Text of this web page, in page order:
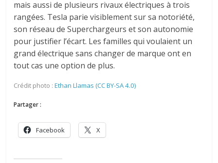
mais aussi de plusieurs rivaux électriques à trois
rangées. Tesla parie visiblement sur sa notoriété,
son réseau de Superchargeurs et son autonomie
pour justifier l’écart. Les familles qui voulaient un
grand électrique sans changer de marque ont en
tout cas une option de plus.
Crédit photo :Ethan Llamas (CC BY-SA 4.0)
Partager :
Facebook X